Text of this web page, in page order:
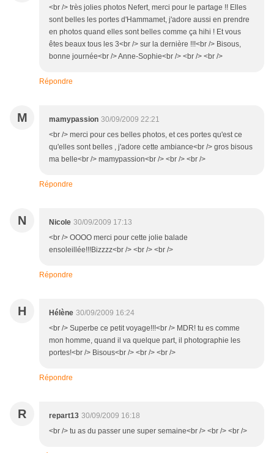
<br /> très jolies photos Nefert, merci pour le partage !! Elles
sont belles les portes d'Hammamet, j'adore aussi en prendre
en photos quand elles sont belles comme ça hihi ! Et vous
êtes beaux tous les 3<br /> sur la dernière !!!<br /> Bisous,
bonne journée<br /> Anne-Sophie<br /> <br /> <br />
Répondre
M mamypassion 30/09/2009 22:21
<br /> merci pour ces belles photos, et ces portes qu'est ce
qu'elles sont belles , j'adore cette ambiance<br /> gros bisous
ma belle<br /> mamypassion<br /> <br /> <br />
Répondre
N Nicole 30/09/2009 17:13
<br /> OOOO merci pour cette jolie balade
ensoleillée!!!Bizzzz<br /> <br /> <br />
Répondre
H Hélène 30/09/2009 16:24
<br /> Superbe ce petit voyage!!!<br /> MDR! tu es comme
mon homme, quand il va quelque part, il photographie les
portes!<br /> Bisous<br /> <br /> <br />
Répondre
R repart13 30/09/2009 16:18
<br /> tu as du passer une super semaine<br /> <br /> <br />